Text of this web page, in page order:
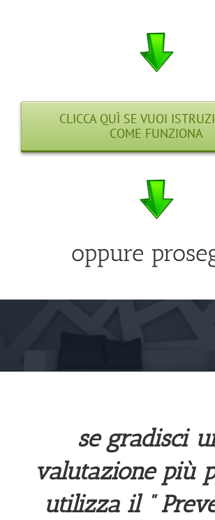
CLICCA QUÌ SE VUOI
COME FUNZIONA
oppure
se gradisci
valutazione più
utilizza il ”